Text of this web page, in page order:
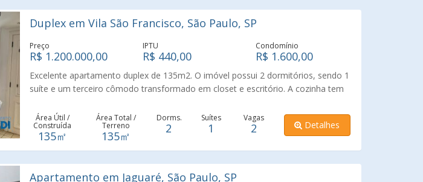
Duplex em Vila São Francisco, São Paulo, SP
Preço
R$ 1.200.000,00
IPTU
R$ 440,00
Condomínio
R$ 1.600,00
Excelente apartamento duplex de 135m2. O imóvel possui 2 dormitórios, sendo 1
suíte e um terceiro cômodo transformado em closet e escritório. A cozinha tem
fechado com vidros, com instalação de ar condicionado, churrasqueira e sala
ampla de TV e jantar. O imóvel conta com 2 vagas fixas de garagem. O
condomínio possui lazer completo, com piscina aquecida, churrasqueira,
Área Útil /
Construída
135㎡
Área Total /
Terreno
135㎡
Dorms.
2
Suítes
1
Vagas
2 Detalhes
Apartamento em Jaguaré, São Paulo, SP